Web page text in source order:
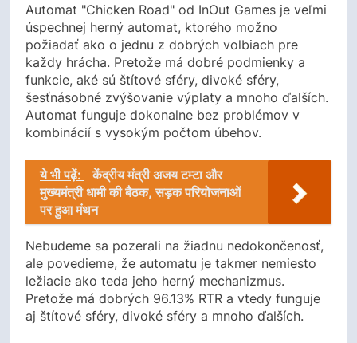
Automat "Chicken Road" od InOut Games je veľmi
úspechnej herný automat, ktorého možno
požiadať ako o jednu z dobrých volbiach pre
každy hrácha. Pretože má dobré podmienky a
funkcie, aké sú štítové sféry, divoké sféry,
šesťnásobné zvýšovanie výplaty a mnoho ďalších.
Automat funguje dokonalne bez problémov v
kombinácií s vysokým počtom úbehov.
ये भी पढ़ें:
केंद्रीय मंत्री अजय टम्टा और
मुख्यमंत्री धामी की बैठक, सड़क परियोजनाओं
पर हुआ मंथन
Nebudeme sa pozerali na žiadnu nedokončenosť,
ale povedieme, že automatu je takmer nemiesto
ležiacie ako teda jeho herný mechanizmus.
Pretože má dobrých 96.13% RTR a vtedy funguje
aj štítové sféry, divoké sféry a mnoho ďalších.